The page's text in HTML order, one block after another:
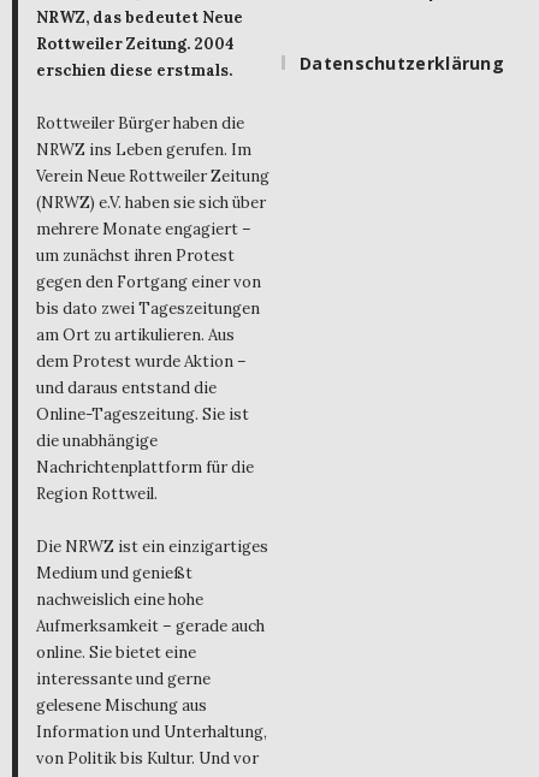
NRWZ, das bedeutet Neue
Rottweiler Zeitung. 2004
erschien diese erstmals.
Rottweiler Bürger haben die
NRWZ ins Leben gerufen. Im
Verein Neue Rottweiler Zeitung
(NRWZ) e.V. haben sie sich über
mehrere Monate engagiert –
um zunächst ihren Protest
gegen den Fortgang einer von
bis dato zwei Tageszeitungen
am Ort zu artikulieren. Aus
dem Protest wurde Aktion –
und daraus entstand die
Online-Tageszeitung. Sie ist
die unabhängige
Nachrichtenplattform für die
Region Rottweil.
Die NRWZ ist ein einzigartiges
Medium und genießt
nachweislich eine hohe
Aufmerksamkeit – gerade auch
online. Sie bietet eine
interessante und gerne
gelesene Mischung aus
Information und Unterhaltung,
von Politik bis Kultur. Und vor
Datenschutzerklärung